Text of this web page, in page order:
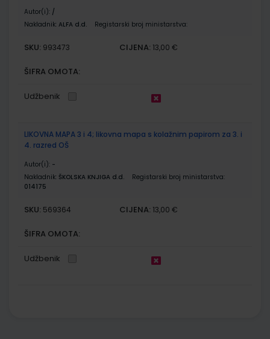
Autor(i): /
Nakladnik: ALFA d.d. Registarski broj ministarstva:
SKU: 993473 CIJENA: 13,00 €
ŠIFRA OMOTA:
Udžbenik
LIKOVNA MAPA 3 i 4; likovna mapa s kolažnim papirom za 3. i
4. razred OŠ
Autor(i): -
Nakladnik: ŠKOLSKA KNJIGA d.d.
Registarski broj ministarstva:
014175
SKU: 569364 CIJENA: 13,00 €
ŠIFRA OMOTA:
Udžbenik